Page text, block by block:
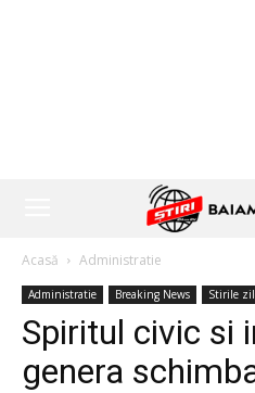
Acasă Administratie
Administratie Breaking News Stirile
Spiritul civic si
genera